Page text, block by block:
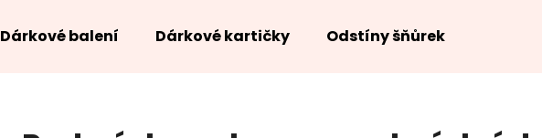
Dárkové balení Dárkové kartičky Odstíny šňůrek